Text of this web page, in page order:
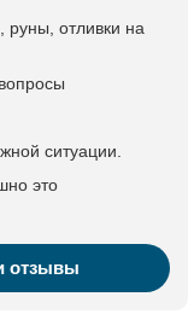
руны, отливки на
ситуации.
это
отзывы